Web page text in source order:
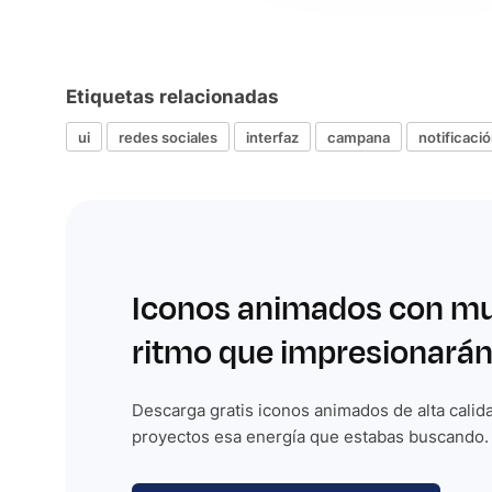
Etiquetas relacionadas
ui redes sociales interfaz campana
Iconos animados con
ritmo que
Descarga gratis iconos animados de alta
proyectos esa energía que estabas buscando.